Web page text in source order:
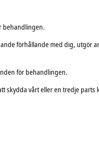
behandlingen.
förhållande med dig, utgör
för behandlingen.
skydda vårt eller en tredje